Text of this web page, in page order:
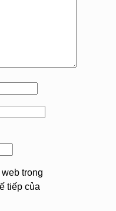
trong
tiếp của